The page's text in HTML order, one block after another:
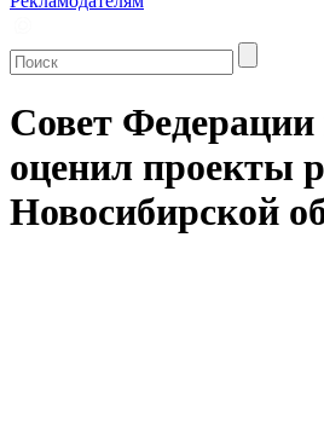
Совет
оценил проекты
Новосибирской